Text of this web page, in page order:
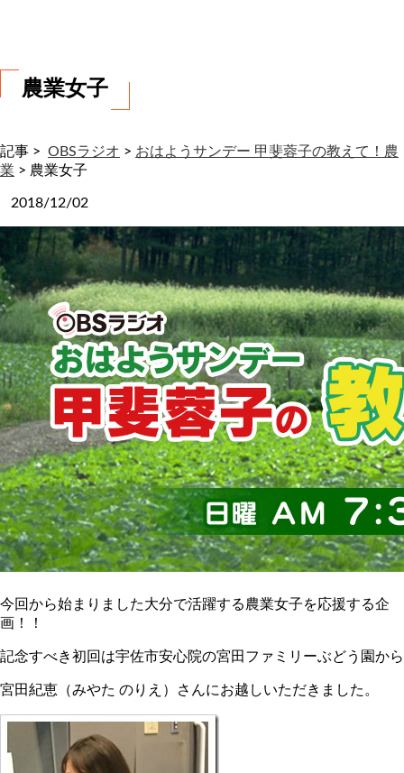
農業女子
記事 > OBSラジオ > おはようサンデー 甲斐蓉子の教えて！農
業 > 農業女子
2018/12/02
今回から始まりました大分で活躍する農業女子を応援する企
画！！
記念すべき初回は宇佐市安心院の宮田ファミリーぶどう園から
宮田紀恵（みやた のりえ）さんにお越しいただきました。